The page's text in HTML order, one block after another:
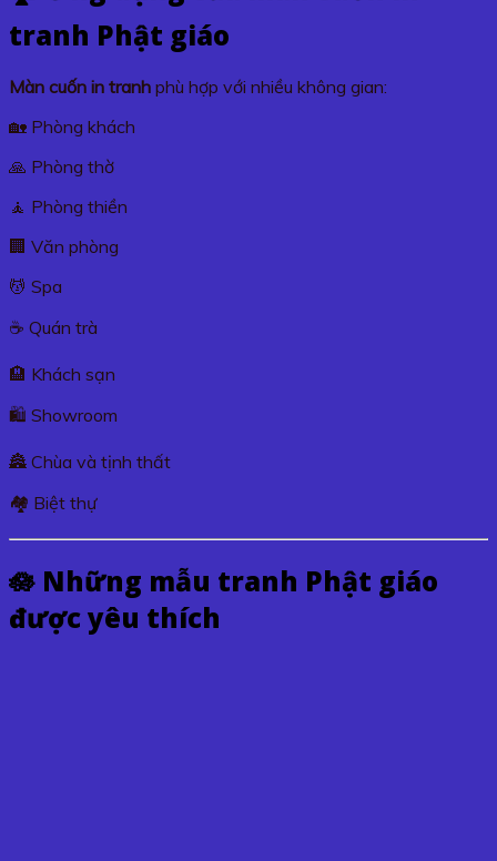
tranh Phật giáo
Màn cuốn in tranh phù hợp với nhiều không gian:
🏡 Phòng khách
🙏 Phòng thờ
🧘 Phòng thiền
🏢 Văn phòng
💆 Spa
☕ Quán trà
🏨 Khách sạn
🛍️ Showroom
🏯 Chùa và tịnh thất
🏘️ Biệt thự
🪷 Những mẫu tranh Phật giáo
được yêu thích